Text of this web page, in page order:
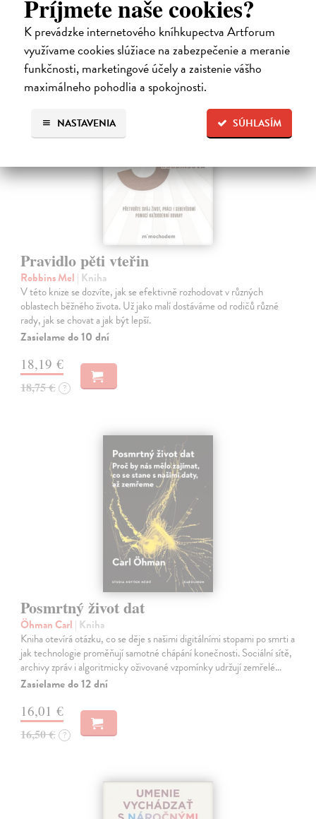
Príjmete naše cookies?
K prevádzke internetového kníhkupectva Artforum
využívame cookies slúžiace na zabezpečenie a meranie
funkčnosti, marketingové účely a zaistenie vášho
maximálneho pohodlia a spokojnosti.
SÚHLASÍM
NASTAVENIA
11,34 €
11,69 €
Pravidlo pěti vteřin
Robbins Mel | Kniha
V této knize se dozvíte, jak se efektivně rozhodovat v různých
oblastech běžného života. Už jako malí dostáváme od rodičů různé
rady, jak se chovat a jak být lepší.
Zasielame do 10 dní
18,19 €
18,75 € ?
Posmrtný život dat
Öhman Carl | Kniha
Kniha otevírá otázku, co se děje s našimi digitálními stopami po smrti a
jak technologie proměňují samotné chápání konečnosti. Sociální sítě,
archivy zpráv i algoritmicky oživované vzpomínky udržují zemřelé…
Zasielame do 12 dní
16,01 €
16,50 € ?